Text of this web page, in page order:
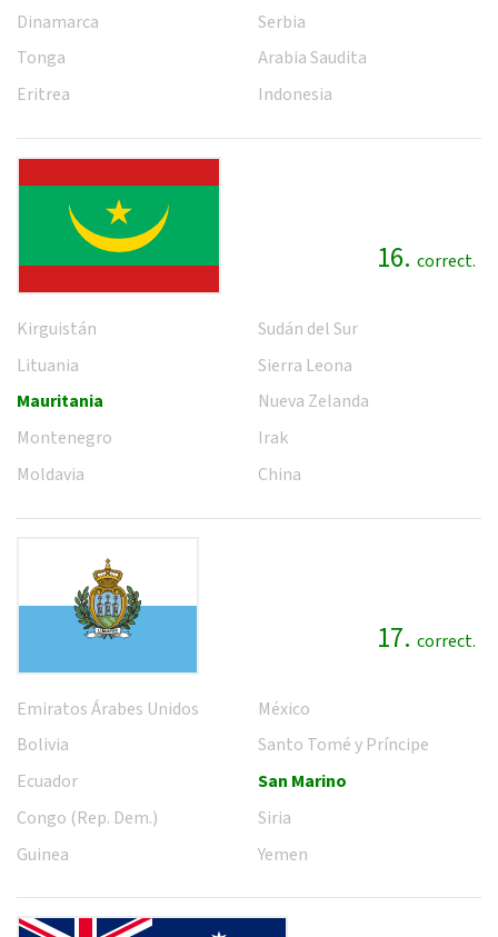
Dinamarca
Tonga
Eritrea
Serbia
Arabia Saudita
Indonesia
16. correct.
Kirguistán
Lituania
Mauritania
Montenegro
Moldavia
Sudán del Sur
Sierra Leona
Nueva Zelanda
Irak
China
17. correct.
Emiratos Árabes Unidos
Bolivia
Ecuador
Congo (Rep. Dem.)
Guinea
México
Santo Tomé y Príncipe
San Marino
Siria
Yemen